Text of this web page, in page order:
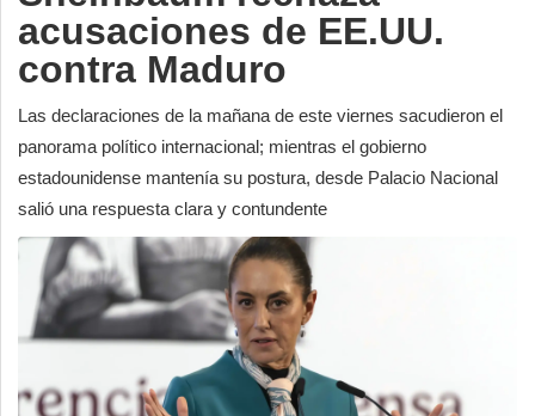
acusaciones de EE.UU.
contra Maduro
Las declaraciones de la mañana de este viernes sacudieron el
panorama político internacional; mientras el gobierno
estadounidense mantenía su postura, desde Palacio Nacional
salió una respuesta clara y contundente